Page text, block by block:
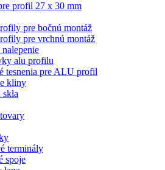
profil 27 x 30 mm
pre bočnú montáž
pre vrchnú montáž
alu profilu
tesnenia pre ALU profil
kliny
skla
terminály
spoje